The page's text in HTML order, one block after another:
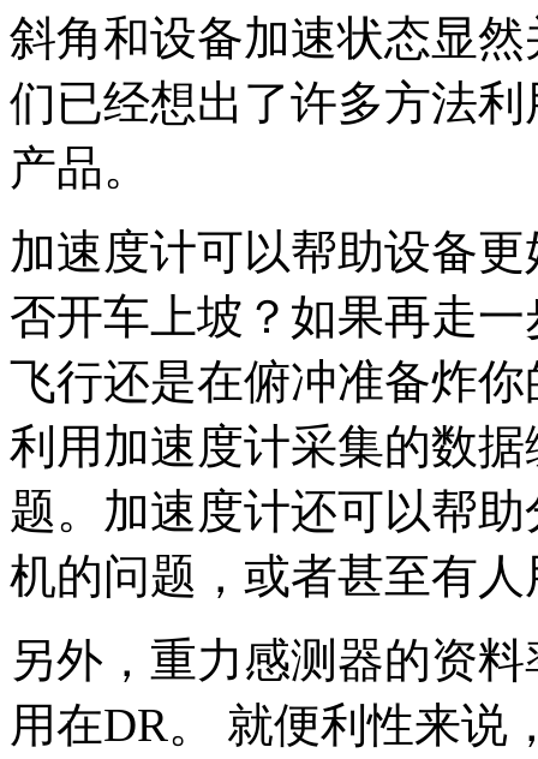
斜角和设备加速状态显
们已经想出了许多方法
产品。
加速度计可以帮助设备
否开车上坡？如果再走
飞行还是在俯冲准备炸
利用加速度计采集的数
题。加速度计还可以帮
机的问题，或者甚至有
另外，重力感测器的资
用在DR。 就便利性来说